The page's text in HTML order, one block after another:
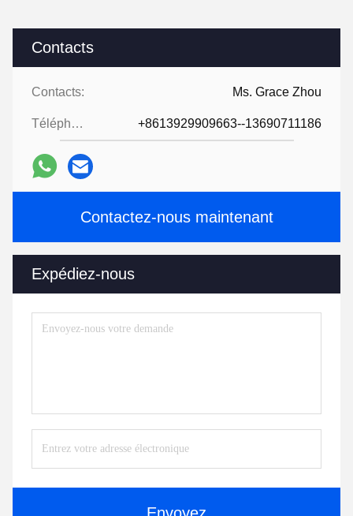
Contacts
Contacts: Ms. Grace Zhou
Téléphone: +8613929909663--13690711186
Contactez-nous maintenant
Expédiez-nous